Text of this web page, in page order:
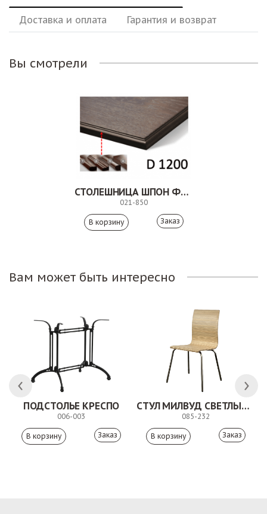
Доставка и оплата Гарантия и возврат
Вы смотрели
СТОЛЕШНИЦА ШПОН ФИГУРНАЯ КРОМКА
021-850
Заказ
Вам может быть интересно
ПОДСТОЛЬЕ КРЕСПО
006-003
Заказ
СТУЛ МИЛВУД СВЕТЛЫЙ ШЕЛК
085-232
Заказ